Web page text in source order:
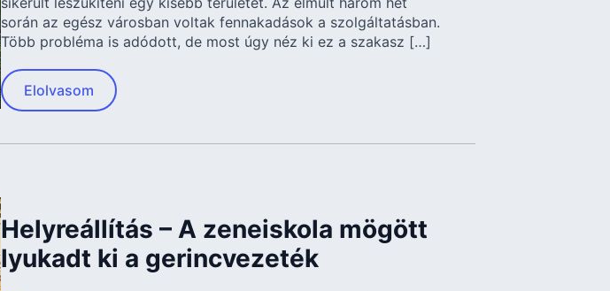
során az egész városban voltak fennakadások a szolgáltatásban.
Több probléma is adódott, de most úgy néz ki ez a szakasz […]
Elolvasom
Helyreállítás – A zeneiskola mögött
lyukadt ki a gerincvezeték